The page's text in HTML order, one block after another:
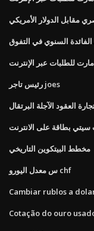
مقابل الدولار الأمريكي
السنوي في التفوق
للطلبات عبر الإنترنت
رئيس تاجر joes
العقود الآجلة البرتقال
بطاقة على الانترنت
مخطط البيتكوين التاريخي
س معدل اليورو chf
Cambiar rublos a
Cotação do ouro